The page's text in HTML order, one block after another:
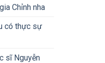
Chỉnh nha
có thực sự
sĩ Nguyễn